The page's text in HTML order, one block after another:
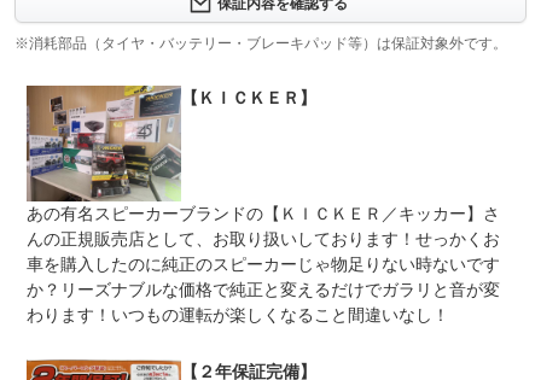
上限金額
免責金 無し
保証修理
受付先
-
法定整備
整備付 法定12ヶ月または法定24ヶ月点検整備付
※車検なし・車検整備付の場合は法定24ヶ月点検整備付
※商用車は6ヶ月または12ヶ月点検整備付
法定整備
について
中古車でも気持ちよく乗れるようにエンジンオイル・オイ
ルフィルター・ワイパーブレードはすべて交換して納車し
ますので快適なカーライフがすぐ始められます！ＫＩＣＫ
ＥＲスピーカー等さまざまなオプションも要相談
保証内容を確認する
※消耗部品（タイヤ・バッテリー・ブレーキパッド等）は保証対象外です。
【ＫＩＣＫＥＲ】
あの有名スピーカーブランドの【ＫＩＣＫＥＲ／キッカー】さ
んの正規販売店として、お取り扱いしております！せっかくお
車を購入したのに純正のスピーカーじゃ物足りない時ないです
か？リーズナブルな価格で純正と変えるだけでガラリと音が変
わります！いつもの運転が楽しくなること間違いなし！
【２年保証完備】